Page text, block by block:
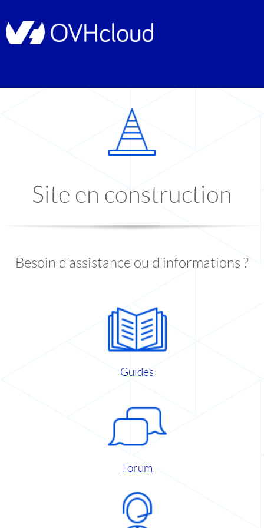
Site en construction
Besoin d'assistance ou d'informations ?
Guides
Forum